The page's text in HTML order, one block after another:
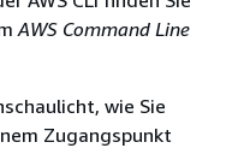
AWS Command Line
wie Sie
Zugangspunkt